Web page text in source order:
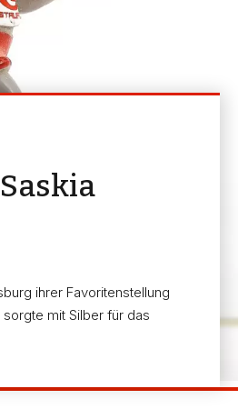
ihrer Favoritenstellung
mit Silber für das